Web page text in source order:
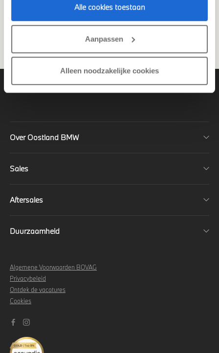
Alle cookies toestaan
Aanpassen
Alleen noodzakelijke cookies
OOSTLAND BMW
Over Oostland BMW
Sales
Aftersales
Duurzaamheid
Algemene Voorwaarden BOVAG
Privacybeleid
Ontdek de vacatures
Cookies